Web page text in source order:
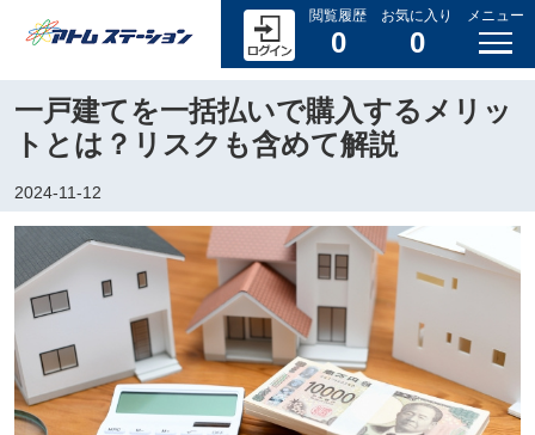
閲覧履歴
0
お気に入り
0
メニュー
一戸建てを一括払いで購入するメリッ
トとは？リスクも含めて解説
2024-11-12